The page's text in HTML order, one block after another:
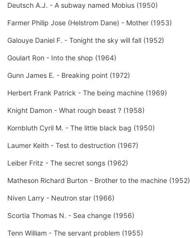
Deutsch A.J. - A subway named Mobius (1950)
Farmer Philip Jose (Helstrom Dane) - Mother (1953)
Galouye Daniel F. - Tonight the sky will fall (1952)
Goulart Ron - Into the shop (1964)
Gunn James E. - Breaking point (1972)
Herbert Frank Patrick - The being machine (1969)
Knight Damon - What rough beast ? (1958)
Kornbluth Cyril M. - The little black bag (1950)
Laumer Keith - Test to destruction (1967)
Leiber Fritz - The secret songs (1962)
Matheson Richard Burton - Brother to the machine (1952)
Niven Larry - Neutron star (1966)
Scortia Thomas N. - Sea change (1956)
Tenn William - The servant problem (1955)